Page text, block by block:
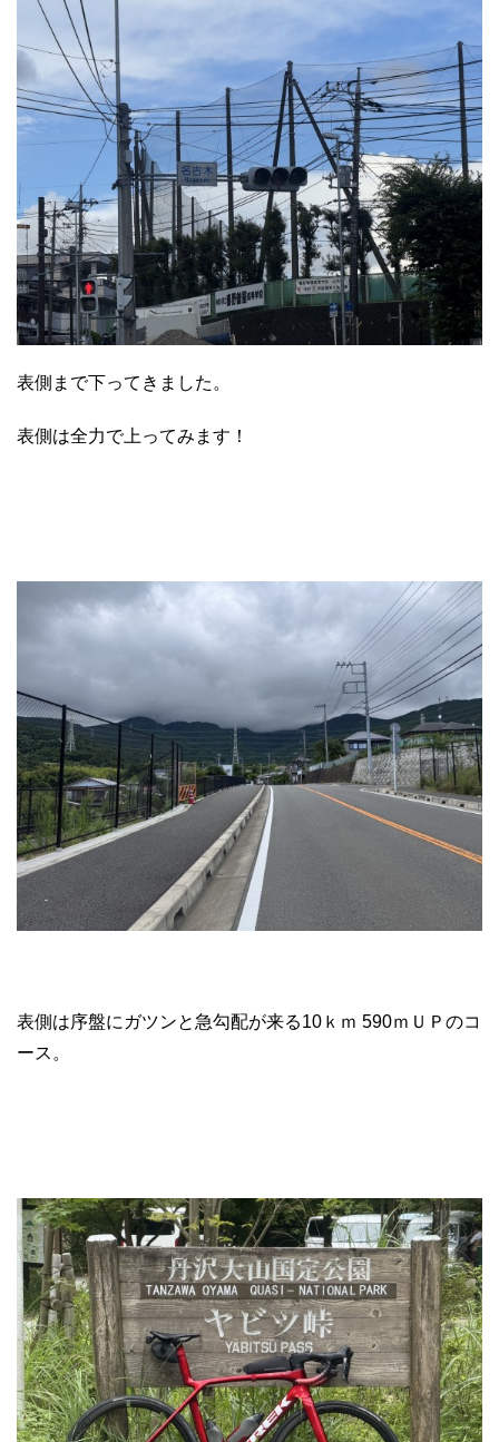
表側まで下ってきました。
表側は全力で上ってみます！
表側は序盤にガツンと急勾配が来る10ｋｍ 590ｍＵＰのコ
ース。